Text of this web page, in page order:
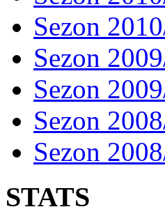
Sezon
Sezon
Sezon
Sezon
Sezon
STATS